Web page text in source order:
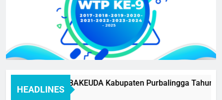
HEADLINES
Pelayanan BAKEUDA Kabupaten Purbalingga Tahun
Ago